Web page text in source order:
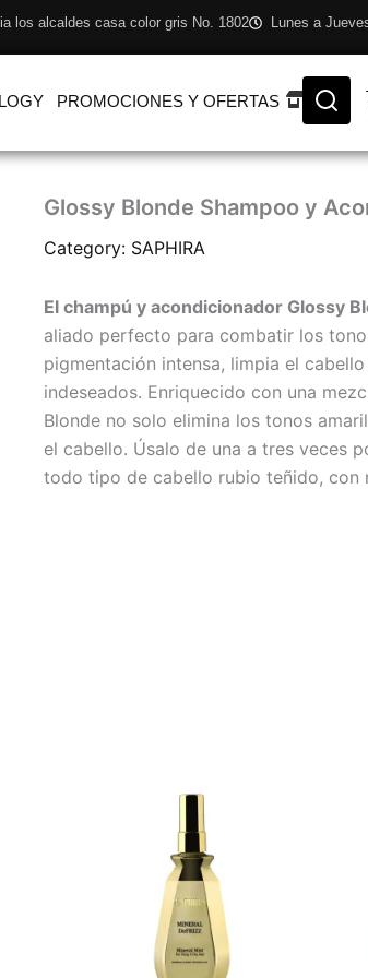
los alcaldes casa color gris No. 1802 Lunes a
PROMOCIONES Y OFERTAS
Glossy Blonde Shampoo y
Category: SAPHIRA
El champú y acondicionador Glossy
aliado perfecto para combatir los
pigmentación intensa, limpia el
indeseados. Enriquecido con una
Blonde no solo elimina los tonos
el cabello. Úsalo de una a tres veces
todo tipo de cabello rubio teñido, con